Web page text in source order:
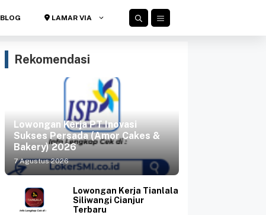
BLOG LAMAR VIA
Rekomendasi
Lowongan Kerja PT Inovasi
Sukses Persada (Amor Cakes &
Bakery) 2026
7 Agustus 2026
Lowongan Kerja Tianlala
Siliwangi Cianjur
Terbaru